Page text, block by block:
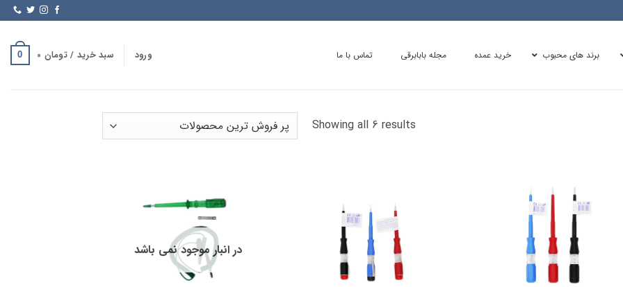
برند های محبوب خرید عمده مجله بابابرقی تماس با ما ورود سبد خرید /تومان 0
Showing all 6 results
Sorted
در انبار موجود نمی باشد